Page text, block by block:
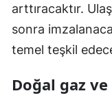
arttıracaktır.
sonra
temel teşkil
Doğal gaz